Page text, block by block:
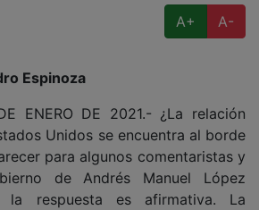
A+
A-
Espinoza
ENERO DE 2021.- ¿La relación
Unidos se encuentra al borde
para algunos comentaristas y
de Andrés Manuel López
la respuesta es afirmativa. La